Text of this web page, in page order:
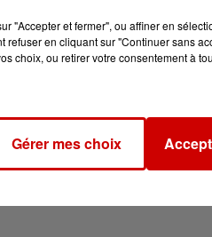
de cookies que vous avez
en cliquant sur le
"Accepter et fermer", ou affiner en
refuser en cliquant sur "Continuer sans
choix, ou retirer votre consentement à
Gérer mes choix